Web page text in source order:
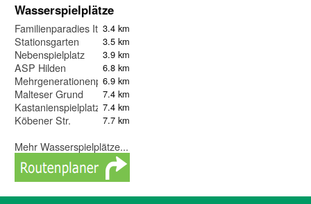
Wasserspielplätze
Familienparadies Ittertal
3.4 km
Stationsgarten 3.5 km
Nebenspielplatz 3.9 km
ASP Hilden 6.8 km
Mehrgenerationenpark In den Banden
6.9 km
Malteser Grund 7.4 km
Kastanienspielplatz der Echte
7.4 km
Köbener Str. 7.7 km
Mehr Wasserspielplätze...